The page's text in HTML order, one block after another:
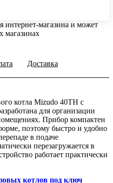
интернет-магазина и может
магазинах
Доставка
котла Mizudo 40TH с
для организации
Прибор компактен
поэтому быстро и удобно
в подаче
перезагружается в
работает практически
котлов под ключ